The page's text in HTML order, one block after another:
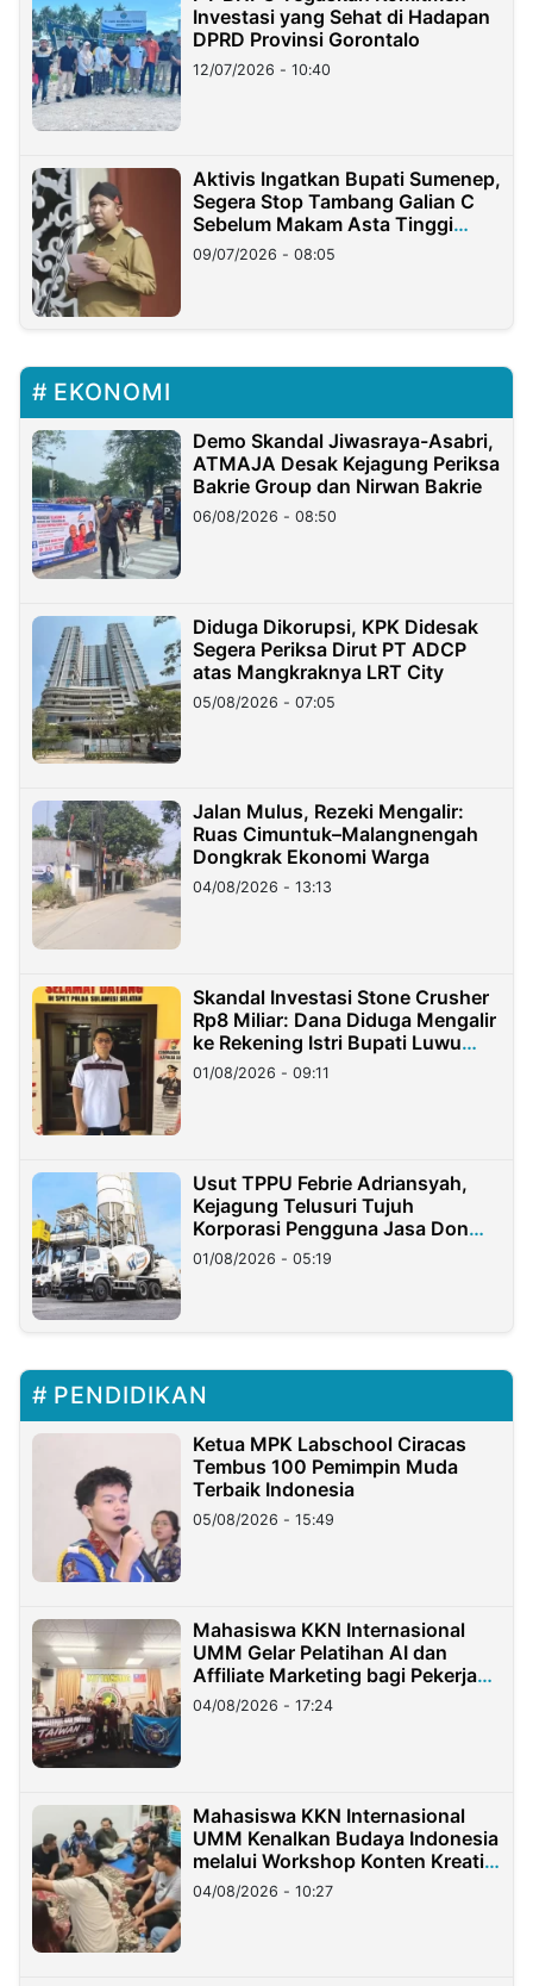
Investasi yang Sehat di Hadapan
DPRD Provinsi Gorontalo
12/07/2026 - 10:40
Aktivis Ingatkan Bupati Sumenep,
Segera Stop Tambang Galian C
Sebelum Makam Asta Tinggi
Longsor
09/07/2026 - 08:05
EKONOMI
Demo Skandal Jiwasraya-Asabri,
ATMAJA Desak Kejagung Periksa
Bakrie Group dan Nirwan Bakrie
06/08/2026 - 08:50
Diduga Dikorupsi, KPK Didesak
Segera Periksa Dirut PT ADCP
atas Mangkraknya LRT City
05/08/2026 - 07:05
Jalan Mulus, Rezeki Mengalir:
Ruas Cimuntuk–Malangnengah
Dongkrak Ekonomi Warga
04/08/2026 - 13:13
Skandal Investasi Stone Crusher
Rp8 Miliar: Dana Diduga Mengalir
ke Rekening Istri Bupati Luwu
Timur
01/08/2026 - 09:11
Usut TPPU Febrie Adriansyah,
Kejagung Telusuri Tujuh
Korporasi Pengguna Jasa Don
Ritto
01/08/2026 - 05:19
PENDIDIKAN
Ketua MPK Labschool Ciracas
Tembus 100 Pemimpin Muda
Terbaik Indonesia
05/08/2026 - 15:49
Mahasiswa KKN Internasional
UMM Gelar Pelatihan AI dan
Affiliate Marketing bagi Pekerja
Migran Indonesia di Taiwan
04/08/2026 - 17:24
Mahasiswa KKN Internasional
UMM Kenalkan Budaya Indonesia
melalui Workshop Konten Kreatif
di Taiwan
04/08/2026 - 10:27